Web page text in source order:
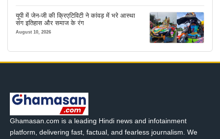
यूपी में जेन-जी की क्रिएटिविटी ने कांवड़ में भरे आस्था
संग इतिहास और समाज के रंग
August 10, 2026
Ghamasan.com is a leading Hindi news and infotainment
platform, delivering fast, factual, and fearless journalism. We